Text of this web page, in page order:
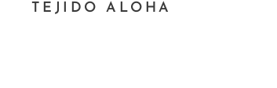
TEJIDO ALOHA